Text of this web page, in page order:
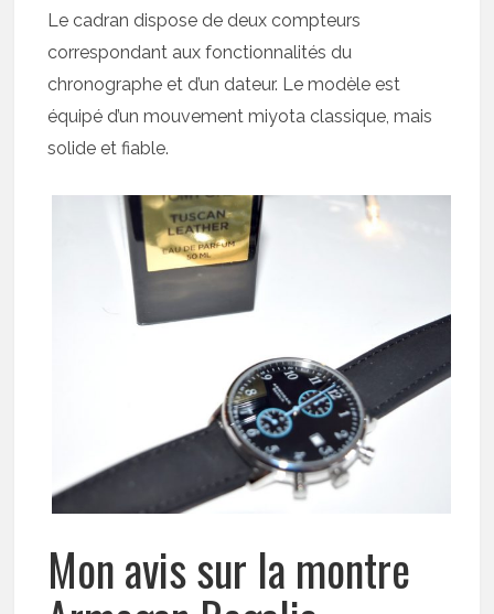
Le cadran dispose de deux compteurs
correspondant aux fonctionnalités du
chronographe et d’un dateur. Le modèle est
équipé d’un mouvement miyota classique, mais
solide et fiable.
Mon avis sur la montre